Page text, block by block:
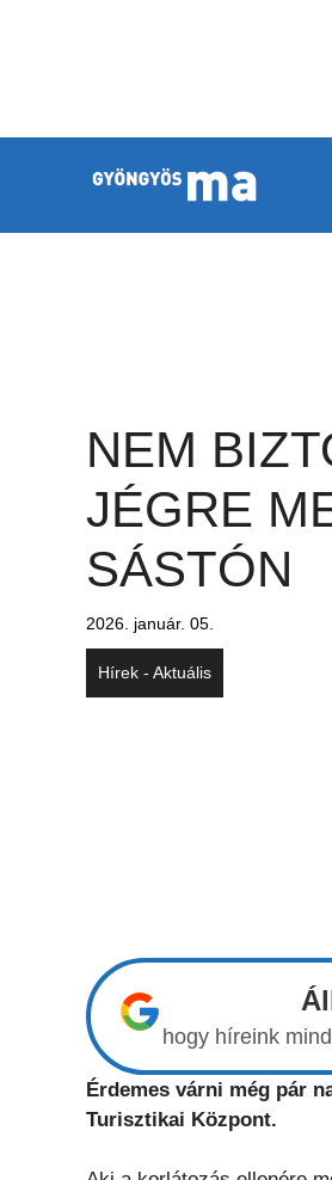
NEM
JÉGRE
SÁSTÓN
2026. január. 05.
Hírek - Aktuális
hogy híreink
Érdemes várni még pár
Turisztikai Központ.